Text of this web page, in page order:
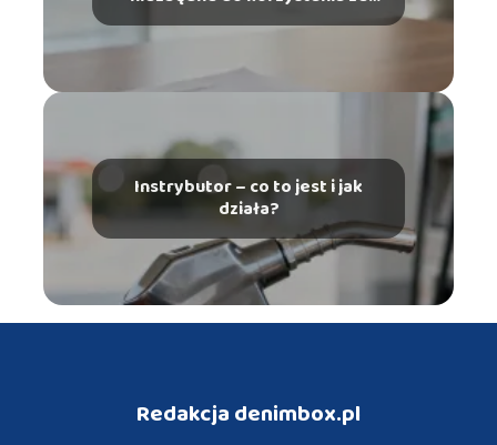
szczególnych uprawnień – co
Instrybutor – co to jest i jak
działa?
Redakcja denimbox.pl